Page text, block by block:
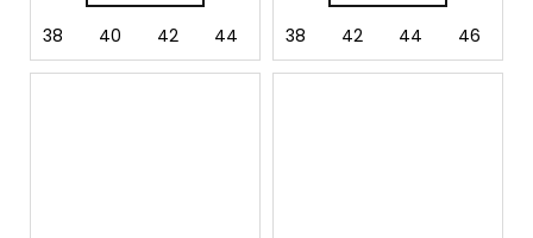
38 40 42 44 46 48 50 52
38 42 44 46